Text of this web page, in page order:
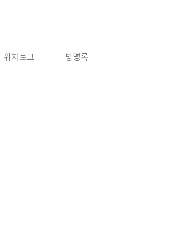
위치로그 방명록